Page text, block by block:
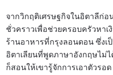
จากวิกฤติเศรษฐกิจในอิตาลีก่
ชั่วคราวเพื่อช่วยครอบครัวหาเ
ร้านอาหารที่กรุงลอนดอน ซึ่งเ
อิตาเลียนที่พูดภาษาอังกฤษไม่
ก็สอนให้เขารู้จักการเอาตัวรอ